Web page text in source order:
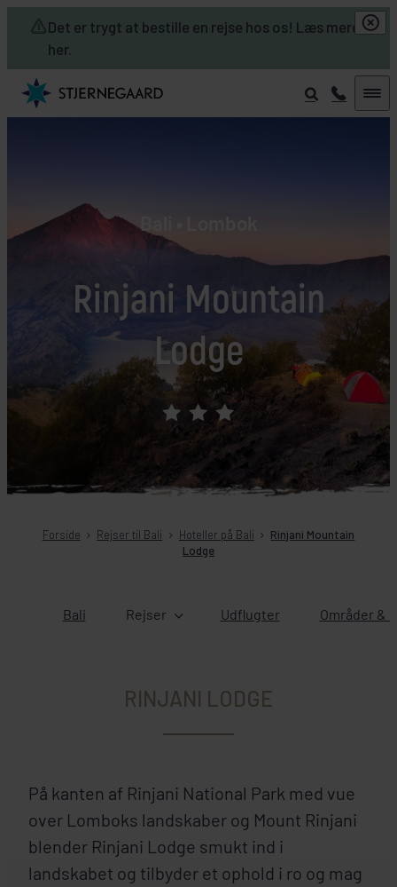
Det er trygt at bestille en rejse hos os! Læs mere
her.
Skip to main content
Rinjani Mountain
Lodge
Bali • Lombok
Forside Rejser til Bali Hoteller på Bali
Rinjani Mountain
Lodge
Bali Rejser Udflugter Områder &
RINJANI LODGE
På kanten af Rinjani National Park med vue
over Lomboks landskaber og Mount Rinjani
blender Rinjani Lodge smukt ind i
landskabet og tilbyder et ophold i ro og mag